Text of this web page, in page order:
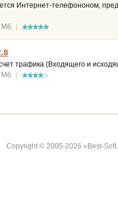
Интернет-телефононом,
Мб |
трафика (Входящего и
Мб |
Copyright © 2005-2026 «Best-